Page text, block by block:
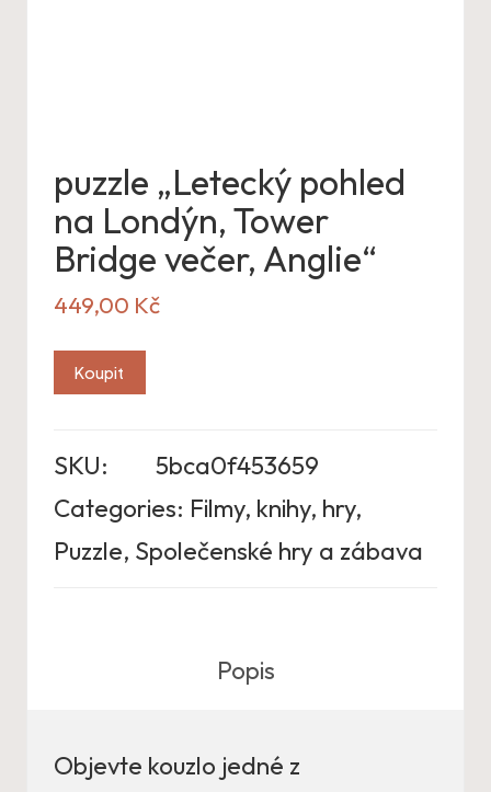
puzzle „Letecký pohled
na Londýn, Tower
Bridge večer, Anglie“
449,00 Kč
Koupit
SKU:
5bca0f453659
Categories: Filmy, knihy, hry,
Puzzle, Společenské hry a zábava
Popis
Objevte kouzlo jedné z